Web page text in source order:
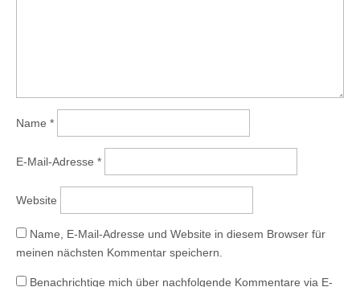
Name *
E-Mail-Adresse *
Website
Name, E-Mail-Adresse und Website in diesem Browser für
meinen nächsten Kommentar speichern.
Benachrichtige mich über nachfolgende Kommentare via E-